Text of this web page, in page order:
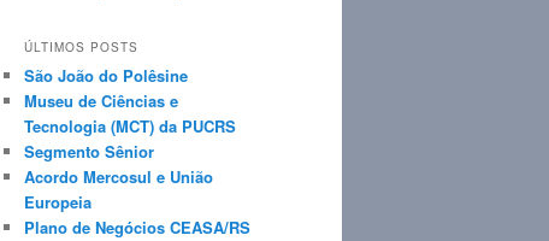
ÚLTIMOS POSTS
São João do Polêsine
Museu de Ciências e
Tecnologia (MCT) da PUCRS
Segmento Sênior
Acordo Mercosul e União
Europeia
Plano de Negócios CEASA/RS